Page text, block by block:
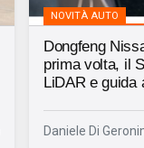
NOVITÀ AUTO
Dongfeng
prima volta, il
LiDAR e guida
Daniele Di